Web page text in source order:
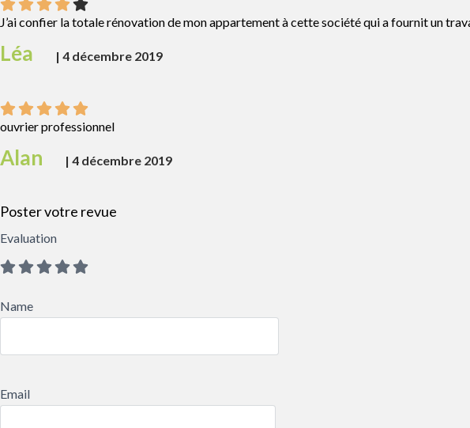
J’ai confier la totale rénovation de mon appartement à cette société qui a fournit un
Léa | 4 décembre 2019
ouvrier professionnel
Alan | 4 décembre 2019
Poster votre revue
Evaluation
Name
Email